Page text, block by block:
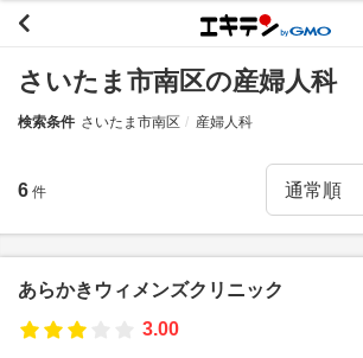
さいたま市南区の産婦人科
検索条件 さいたま市南区 産婦人科
6 件
あらかきウィメンズクリニック
3.00